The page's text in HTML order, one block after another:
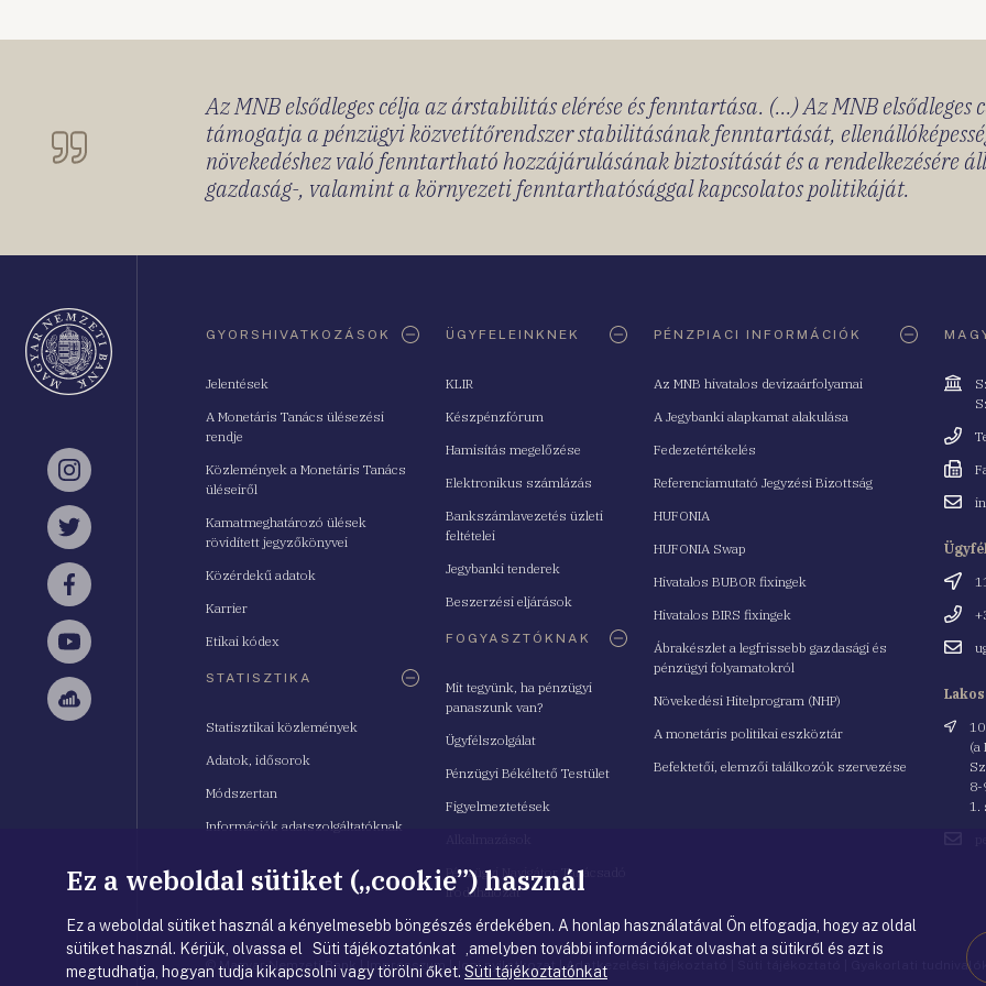
Az MNB elsődleges célja az árstabilitás elérése és fenntartása. (...) Az MNB elsődleges
támogatja a pénzügyi közvetítőrendszer stabilitásának fenntartását,
növekedéshez való fenntartható hozzájárulásának biztosítását és a rendelkezésére
gazdaság-, valamint a környezeti fenntarthatósággal kapcsolatos politikáját.
Instagram
Twitter
Facebook
YouTube
Sellsy
GYORSHIVATKOZÁSOK
Jelentések
A Monetáris Tanács ülésezési
rendje
Közlemények a Monetáris Tanács
üléseiről
Kamatmeghatározó ülések
rövidített jegyzőkönyvei
Közérdekű adatok
Karrier
Etikai kódex
STATISZTIKA
Statisztikai közlemények
Adatok, idősorok
Módszertan
Információk adatszolgáltatóknak
ÜGYFELEINKNEK
KLIR
Készpénzfórum
Hamisítás megelőzése
Elektronikus számlázás
Bankszámlavezetés üzleti
feltételei
Jegybanki tenderek
Beszerzési eljárások
FOGYASZTÓKNAK
Mit tegyünk, ha pénzügyi
panaszunk van?
Ügyfélszolgálat
Pénzügyi Békéltető Testület
Figyelmeztetések
Pénzügyi Navigátor Tanácsadó
Irodahálózat
PÉNZPIACI INFORMÁCIÓK
Az MNB hivatalos devizaárfolyamai
A Jegybanki alapkamat alakulása
Fedezetértékelés
Referenciamutató Jegyzési Bizottság
HUFONIA
HUFONIA Swap
Hivatalos BUBOR fixingek
Hivatalos BIRS fixingek
Ábrakészlet a legfrissebb gazdasági és
pénzügyi folyamatokról
Növekedési Hitelprogram (NHP)
A monetáris politikai eszköztár
Befektetői, elemzői találkozók szervezése
Cím
Fax
Email
Cím
Email
Cím
(a
8-
1.
© Magyar Nemzeti Bank |Impresszum |Jogi nyilatkozat|Adatkezelési tájékoztató Gyakorlati
Ez a weboldal sütiket („cookie”) használ
Ez a weboldal sütiket használ a kényelmesebb böngészés érdekében. A honlap használatával Ön elfogadja, hogy az oldal
sütiket használ. Kérjük, olvassa el Süti tájékoztatónkat ,amelyben további információkat olvashat a sütikről és azt is
megtudhatja, hogyan tudja kikapcsolni vagy törölni őket. Süti tájékoztatónkat